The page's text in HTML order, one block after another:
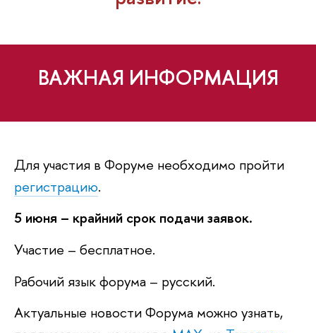
АЖНАЯ ИНФОРМАЦИЯ
Для участия в Форуме необходимо пройти
регистрацию.
5 июня – крайний срок подачи заявок.
Участие – бесплатное.
Рабочий язык форума – русский.
Актуальные новости Форума можно узнать,